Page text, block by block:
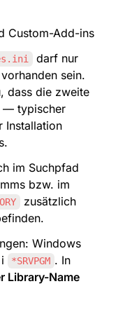
Custom-Add-ins
darf nur
sein.
dass die zweite
— typischer
Installation
im Suchpfad
bzw. im
zusätzlich
*SRVPGM . In
Library-Name